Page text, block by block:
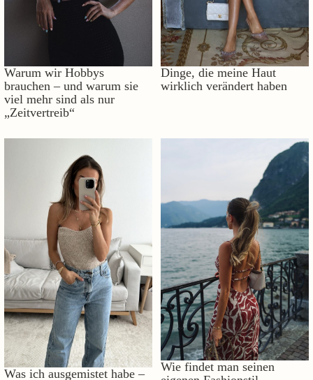
Warum wir Hobbys
brauchen – und warum sie
viel mehr sind als nur
„Zeitvertreib“
Dinge, die meine Haut
wirklich verändert haben
Was ich ausgemistet habe –
Wie findet man seinen